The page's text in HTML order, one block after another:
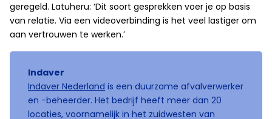
geregeld. Latuheru: ‘Dit soort gesprekken voer je op basis
van relatie. Via een videoverbinding is het veel lastiger om
aan vertrouwen te werken.’
Indaver
Indaver Nederland is een duurzame afvalverwerker
en -beheerder. Het bedrijf heeft meer dan 20
locaties, voornamelijk in het zuidwesten van